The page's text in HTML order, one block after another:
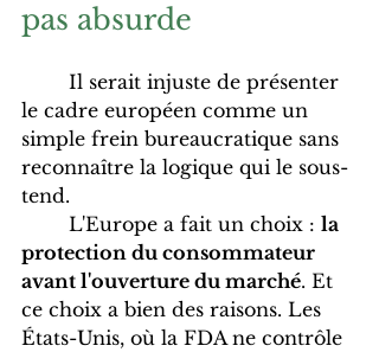
pas absurde
le cadre européen comme un
simple frein bureaucratique sans
reconnaître la logique qui le sous-
tend.
	L'Europe a fait un choix :
la
protection du consommateur
avant l'ouverture du marché. Et
ce choix a bien des raisons. Les
États-Unis, où la FDA ne contrôle